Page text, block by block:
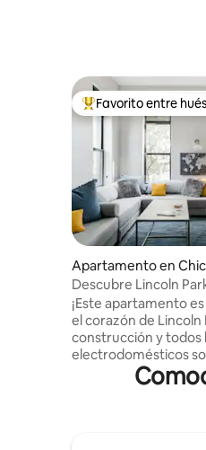
Favorito entre
Favorito entre
Apartamento en
Descubre Lincoln
apartamento
¡Este apartamento
el corazón de Lincoln Park!
construcción y todos
electrodomésticos son
perfecto para una
pueden dormir 3-4